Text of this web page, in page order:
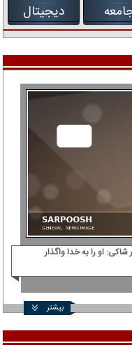
دیجیتال
او را به خدا واگذار
بیشتر